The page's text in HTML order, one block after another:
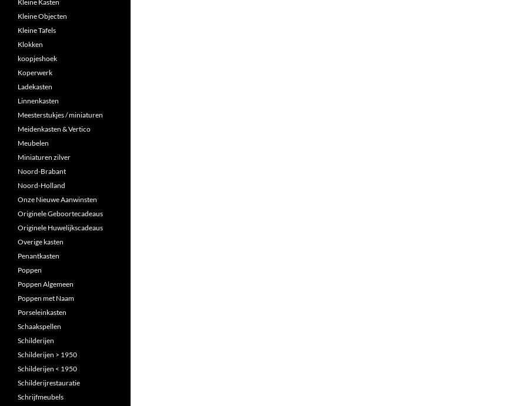
Kleine Kasten
Kleine Objecten
Kleine Tafels
Klokken
koopjeshoek
Koperwerk
Ladekasten
Linnenkasten
Meesterstukjes / miniaturen
Meidenkasten & Vertico
Meubelen
Miniaturen zilver
Noord-Brabant
Noord-Holland
Onze Nieuwe Aanwinsten
Originele Geboortecadeaus
Originele Huwelijkscadeaus
Overige kasten
Penantkasten
Poppen
Poppen Algemeen
Poppen met Naam
Porseleinkasten
Schaakspellen
Schilderijen
Schilderijen > 1950
Schilderijen < 1950
Schilderijrestauratie
Schrijfmeubels